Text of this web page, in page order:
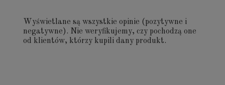
Wyświetlane są wszystkie opinie (pozytywne i
negatywne). Nie weryfikujemy, czy pochodzą one
od klientów, którzy kupili dany produkt.